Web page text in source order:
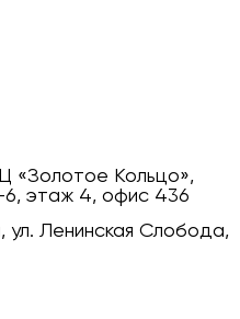
«Золотое Кольцо»,
этаж 4, офис 436
ул. Ленинская Слобода,